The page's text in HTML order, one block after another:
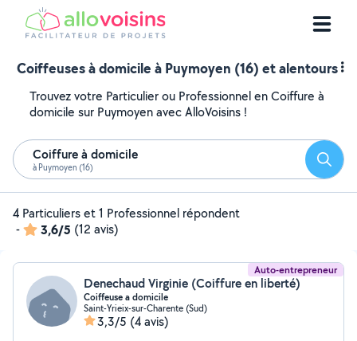
Coiffeuses à domicile à Puymoyen (16) et alentours
Trouvez votre Particulier ou Professionnel en Coiffure à
domicile sur Puymoyen avec AlloVoisins !
Coiffure à domicile
à Puymoyen (16)
4 Particuliers et 1 Professionnel répondent
-
3,6/5 (12 avis)
Auto-entrepreneur
Denechaud Virginie (Coiffure en liberté)
Coiffeuse a domicile
Saint-Yrieix-sur-Charente (Sud)
3,3/5 (4 avis)